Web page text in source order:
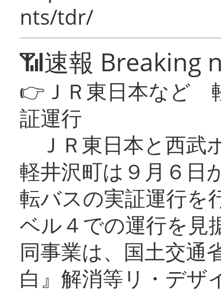
nts/tdr/
📶速報 Breaking
👉ＪＲ東日本など
証運行
ＪＲ東日本と西武
軽井沢町は９月６日
転バスの実証運行を
ベル４での運行を見
同事業は、国土交通
白』解消等リ・デザ